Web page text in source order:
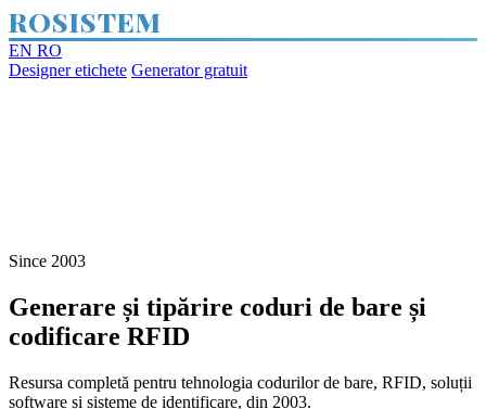
ROSISTEM
EN RO
Designer etichete Generator gratuit
Since 2003
Generare și tipărire coduri de bare și
codificare RFID
Resursa completă pentru tehnologia codurilor de bare, RFID, soluții
software și sisteme de identificare, din 2003.